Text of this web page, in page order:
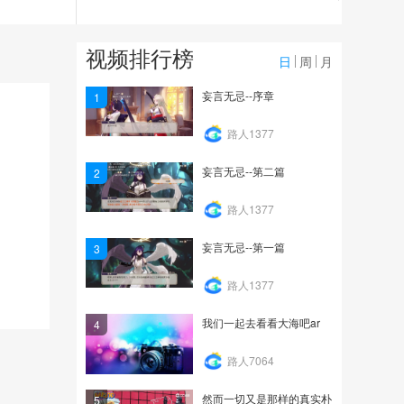
129
视频排行榜 日 周 月
1 妄言无忌--序章
路人1377
2 妄言无忌--第二篇
路人1377
3 妄言无忌--第一篇
路人1377
4 我们一起去看看大海吧ar
路人7064
5 然而一切又是那样的真实朴